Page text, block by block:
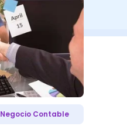
Negocio Contable